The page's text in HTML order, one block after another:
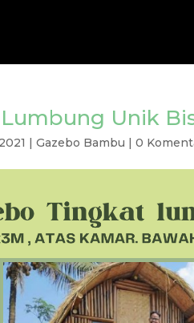
Unik
|Gazebo Bambu |0